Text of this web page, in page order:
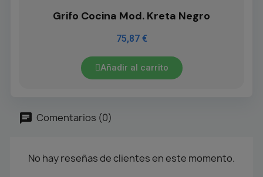
Grifo Cocina Mod. Kreta Negro
75,87 €
Añadir al carrito
Comentarios (0)
No hay reseñas de clientes en este momento.